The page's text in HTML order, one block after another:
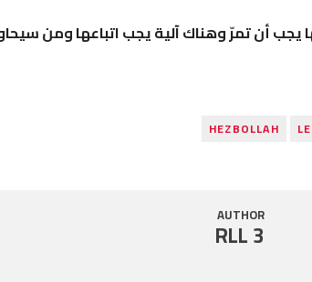
يجب أن تمرّ وهناك آلية يجب اتباعها ومن
HEZBOLLAH
AUTHOR
RLL 3